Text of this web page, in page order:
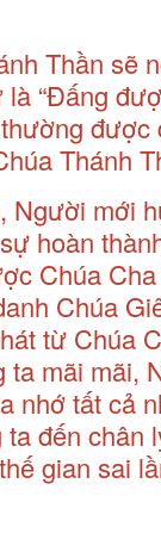
Thần sẽ
“Đấng
được
Thánh
mới
hoàn
Chúa
Chúa
từ Chúa
mãi mãi,
nhớ tất cả
đến
gian sai